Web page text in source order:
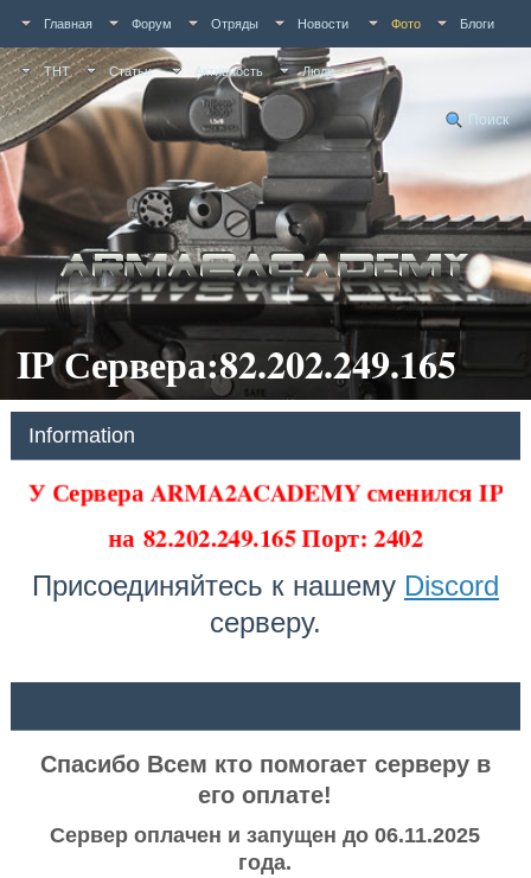
Главная Форум Отряды Новости Фото Блоги
ТНТ Статьи Активность Люди
Поиск
IP Сервера:82.202.249.165
Information
У Сервера ARMA2ACADEMY сменился IP
на82.202.249.165 Порт: 2402
Присоединяйтесь к нашему Discord
серверу.
Спасибо Всем кто помогает серверу в
его оплате!
Сервер оплачен и запущен до 06.11.2025
года.